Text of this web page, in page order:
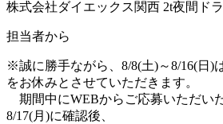
株式会社ダイエックス関西 2t夜間ド
担当者から
※誠に勝手ながら、8/8(土)～8/16(日)
をお休みとさせていただきます。
期間中にWEBからご応募いただい
8/17(月)に確認後、